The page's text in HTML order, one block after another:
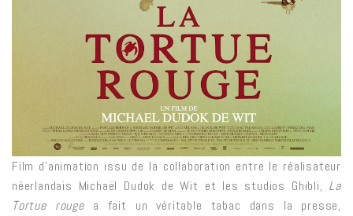
Film d’animation issu de la collaboration entre le réalisateur
néerlandais Michaël Dudok de Wit et les studios Ghibli, La
Tortue rougea fait un véritable tabac dans la presse,